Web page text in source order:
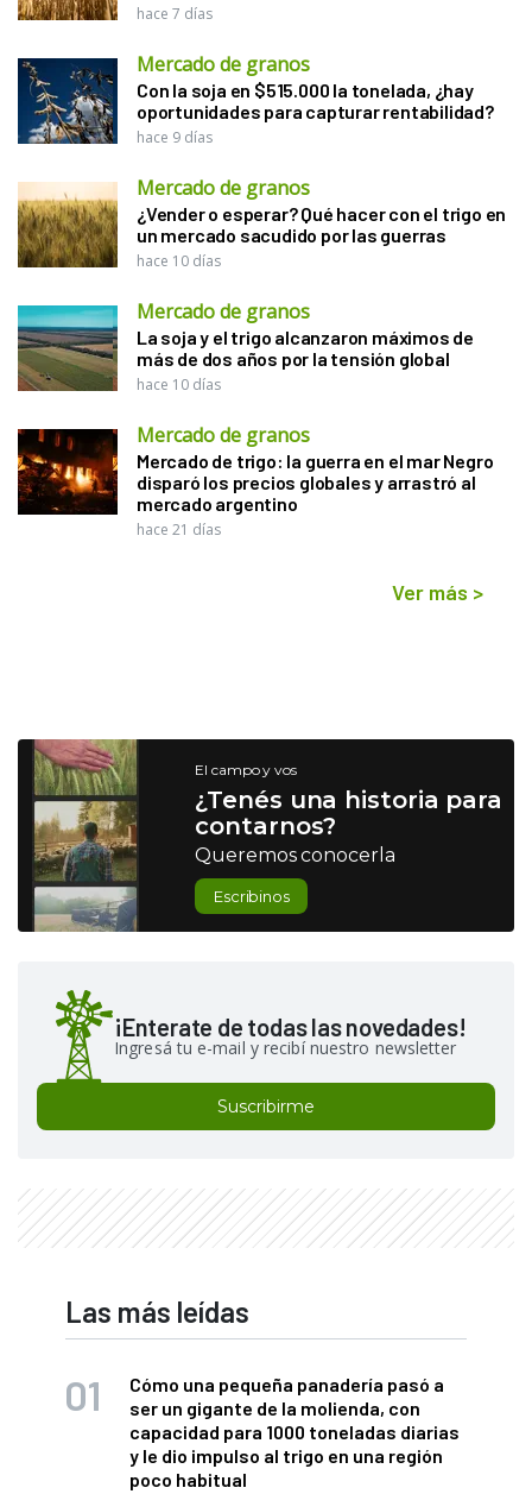
hace 7 días
Mercado de granos
Con la soja en $515.000 la tonelada, ¿hay
oportunidades para capturar rentabilidad?
hace 9 días
Mercado de granos
¿Vender o esperar? Qué hacer con el trigo en
un mercado sacudido por las guerras
hace 10 días
Mercado de granos
La soja y el trigo alcanzaron máximos de
más de dos años por la tensión global
hace 10 días
Mercado de granos
Mercado de trigo: la guerra en el mar Negro
disparó los precios globales y arrastró al
mercado argentino
hace 21 días
Ver más >
El campo y vos
¿Tenés una historia para
contarnos?
Queremos conocerla
Escribinos
¡Enterate de todas las novedades!
Ingresá tu e-mail y recibí nuestro newsletter
Suscribirme
Las más leídas
Cómo una pequeña panadería pasó a
ser un gigante de la molienda, con
capacidad para 1000 toneladas diarias
y le dio impulso al trigo en una región
poco habitual